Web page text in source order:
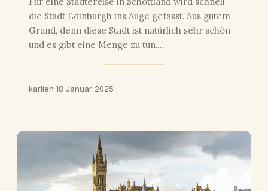
die Stadt Edinburgh ins Auge gefasst. Aus gutem
Grund, denn diese Stadt ist natürlich sehr schön
und es gibt eine Menge zu tun.…
karlien·18 Januar 2025